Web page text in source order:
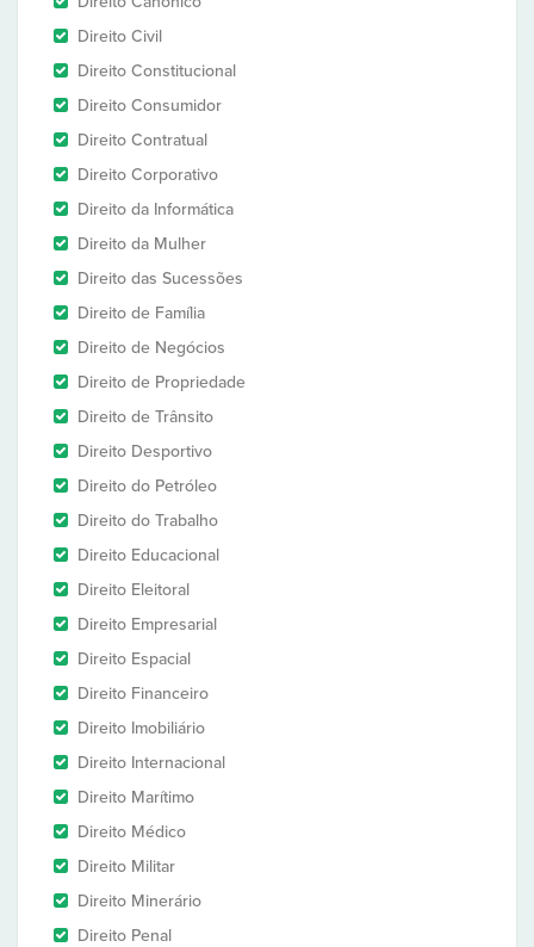
Direito Civil
Direito Constitucional
Direito Consumidor
Direito Contratual
Direito Corporativo
Direito da Informática
Direito da Mulher
Direito das Sucessões
Direito de Família
Direito de Negócios
Direito de Propriedade
Direito de Trânsito
Direito Desportivo
Direito do Petróleo
Direito do Trabalho
Direito Educacional
Direito Eleitoral
Direito Empresarial
Direito Espacial
Direito Financeiro
Direito Imobiliário
Direito Internacional
Direito Marítimo
Direito Médico
Direito Militar
Direito Minerário
Direito Penal